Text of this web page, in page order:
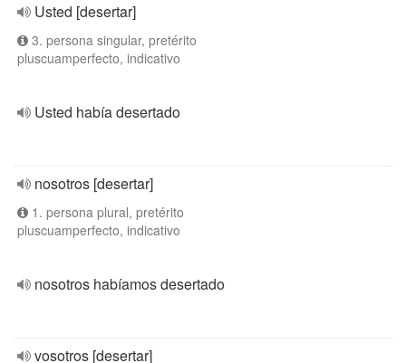
Usted [desertar]
3. persona singular, pretérito
pluscuamperfecto, indicativo
Usted había desertado
nosotros [desertar]
1. persona plural, pretérito
pluscuamperfecto, indicativo
nosotros habíamos desertado
vosotros [desertar]